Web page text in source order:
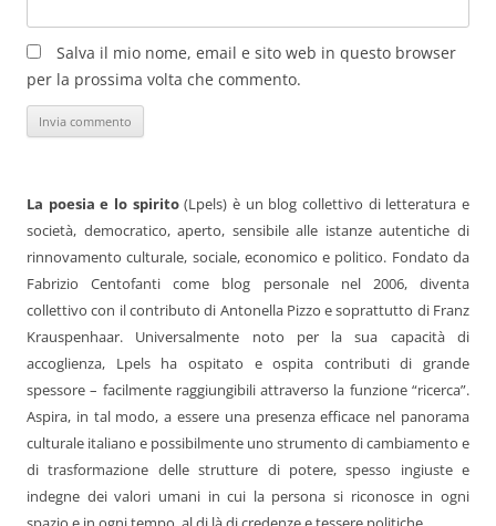
Salva il mio nome, email e sito web in questo browser
per la prossima volta che commento.
La poesia e lo spirito(Lpels) è un blog collettivo di letteratura e
società, democratico, aperto, sensibile alle istanze autentiche di
rinnovamento culturale, sociale, economico e politico. Fondato da
Fabrizio Centofanti come blog personale nel 2006, diventa
collettivo con il contributo di Antonella Pizzo e soprattutto di Franz
Krauspenhaar. Universalmente noto per la sua capacità di
accoglienza, Lpels ha ospitato e ospita contributi di grande
spessore – facilmente raggiungibili attraverso la funzione “ricerca”.
Aspira, in tal modo, a essere una presenza efficace nel panorama
culturale italiano e possibilmente uno strumento di cambiamento e
di trasformazione delle strutture di potere, spesso ingiuste e
indegne dei valori umani in cui la persona si riconosce in ogni